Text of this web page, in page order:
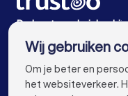
De beste
Wij gebruiken
Om je beter en
het websiteverkeer.